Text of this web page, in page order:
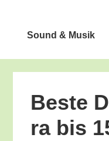
Sound & Musik
Bes­te
ra bis